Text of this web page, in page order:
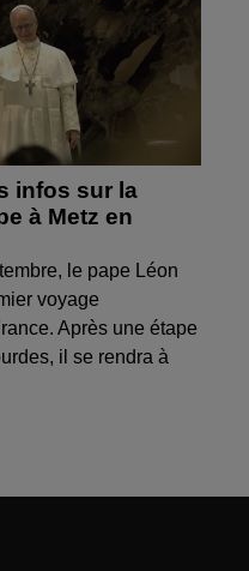
infos sur la
à Metz en
le pape Léon
voyage
Après une étape
il se rendra à